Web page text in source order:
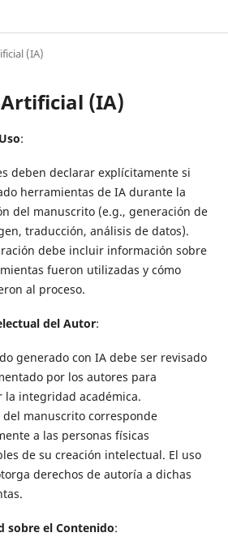
(IA)
(IA)
:
deben declarar explícitamente si
herramientas de IA durante la
del manuscrito (e.g., generación de
traducción, análisis de datos).
debe incluir información sobre
fueron utilizadas y cómo
al proceso.
del Autor:
generado con IA debe ser revisado
por los autores para
la integridad académica.
del manuscrito corresponde
a las personas físicas
de su creación intelectual. El uso
derechos de autoría a dichas
sobre el Contenido: